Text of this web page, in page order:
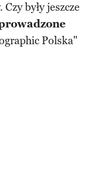
były jeszcze
Polska"